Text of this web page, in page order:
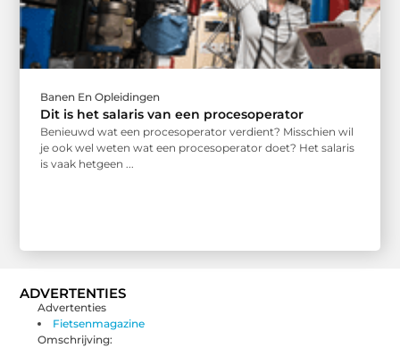
Banen En Opleidingen
Dit is het salaris van een procesoperator
Benieuwd wat een procesoperator verdient? Misschien wil
je ook wel weten wat een procesoperator doet? Het salaris
is vaak hetgeen ...
ADVERTENTIES
Advertenties
Fietsenmagazine
Omschrijving: